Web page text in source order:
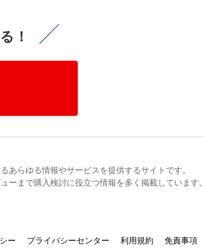
！
らゆる情報やサービスを提供するサイトです。
ーまで購入検討に役立つ情報を多く掲載しています。
ー プライバシーセンター 利用規約 免責事項